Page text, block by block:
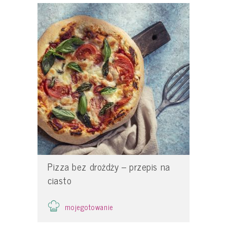
Pizza bez drożdży – przepis na
ciasto
mojegotowanie